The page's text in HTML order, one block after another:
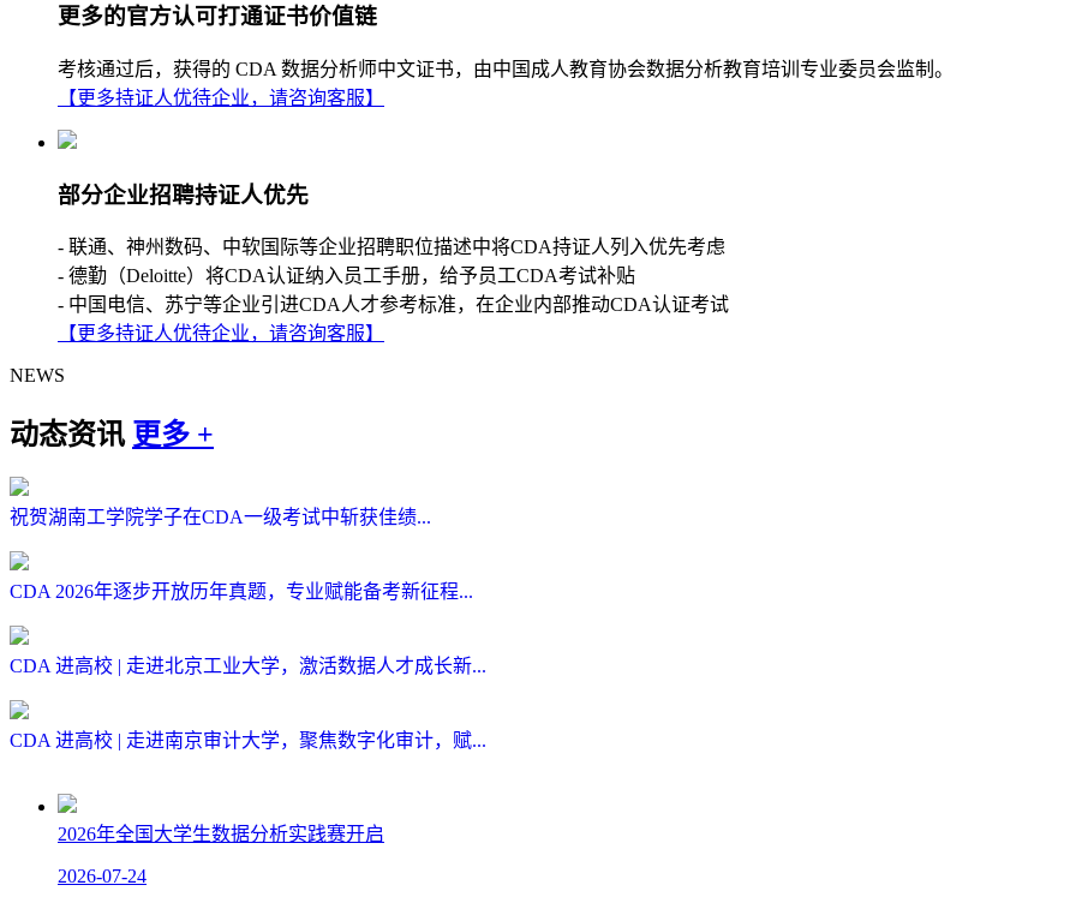
更多的官方认可打通证书价值链
考核通过后，获得的 CDA 数据分析师中文证书，由中国成人教育协会数据分析教育培训专业委员会监制。
【更多持证人优待企业，请咨询客服】
部分企业招聘持证人优先
- 联通、神州数码、中软国际等企业招聘职位描述中将CDA持证人列入优先考虑
- 德勤（Deloitte）将CDA认证纳入员工手册，给予员工CDA考试补贴
- 中国电信、苏宁等企业引进CDA人才参考标准，在企业内部推动CDA认证考试
【更多持证人优待企业，请咨询客服】
NEWS
动态资讯 更多 +
祝贺湖南工学院学子在CDA一级考试中斩获佳绩...
CDA 2026年逐步开放历年真题，专业赋能备考新征程...
CDA 进高校 | 走进北京工业大学，激活数据人才成长新...
CDA 进高校 | 走进南京审计大学，聚焦数字化审计，赋...
2026年全国大学生数据分析实践赛开启
2026-07-24